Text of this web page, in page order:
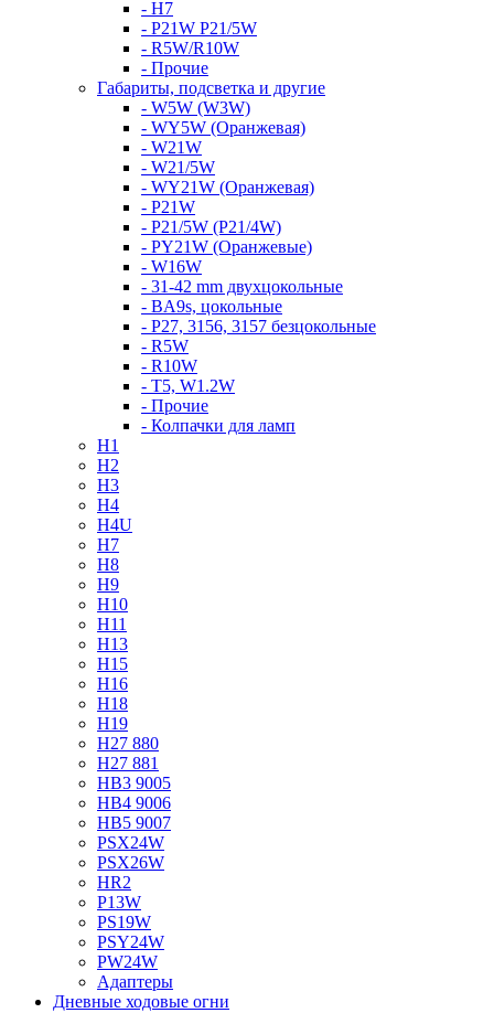
- H7
- P21W P21/5W
- R5W/R10W
- Прочие
Габариты, подсветка и другие
- W5W (W3W)
- WY5W (Оранжевая)
- W21W
- W21/5W
- WY21W (Оранжевая)
- P21W
- P21/5W (P21/4W)
- PY21W (Оранжевые)
- W16W
- 31-42 mm двухцокольные
- BA9s, цокольные
- P27, 3156, 3157 безцокольные
- R5W
- R10W
- T5, W1.2W
- Прочие
- Колпачки для ламп
H1
H2
H3
H4
H4U
H7
H8
H9
H10
H11
H13
H15
H16
H18
H19
H27 880
H27 881
HB3 9005
HB4 9006
HB5 9007
PSX24W
PSX26W
HR2
P13W
PS19W
PSY24W
PW24W
Адаптеры
Дневные ходовые огни